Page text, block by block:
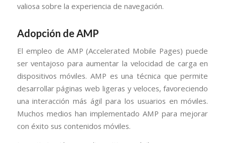
valiosa sobre la experiencia de navegación.
Adopción de AMP
El empleo de AMP (Accelerated Mobile Pages) puede
ser ventajoso para aumentar la velocidad de carga en
dispositivos móviles. AMP es una técnica que permite
desarrollar páginas web ligeras y veloces, favoreciendo
una interacción más ágil para los usuarios en móviles.
Muchos medios han implementado AMP para mejorar
con éxito sus contenidos móviles.